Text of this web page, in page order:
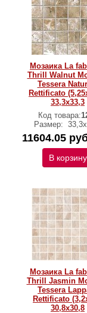
Мозаика La
Thrill Walnut
Tessera
Rettificato
33,3х33,3
Код товара:
Размер:
11604.05
В корзину
Мозаика La
Thrill Jasmin
Tessera
Rettificato
30,8х30,8